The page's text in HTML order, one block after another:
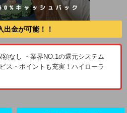
出金が可能！！
額なし ・業界NO.1の還元システム
ス・ポイントも充実！ハイローラ